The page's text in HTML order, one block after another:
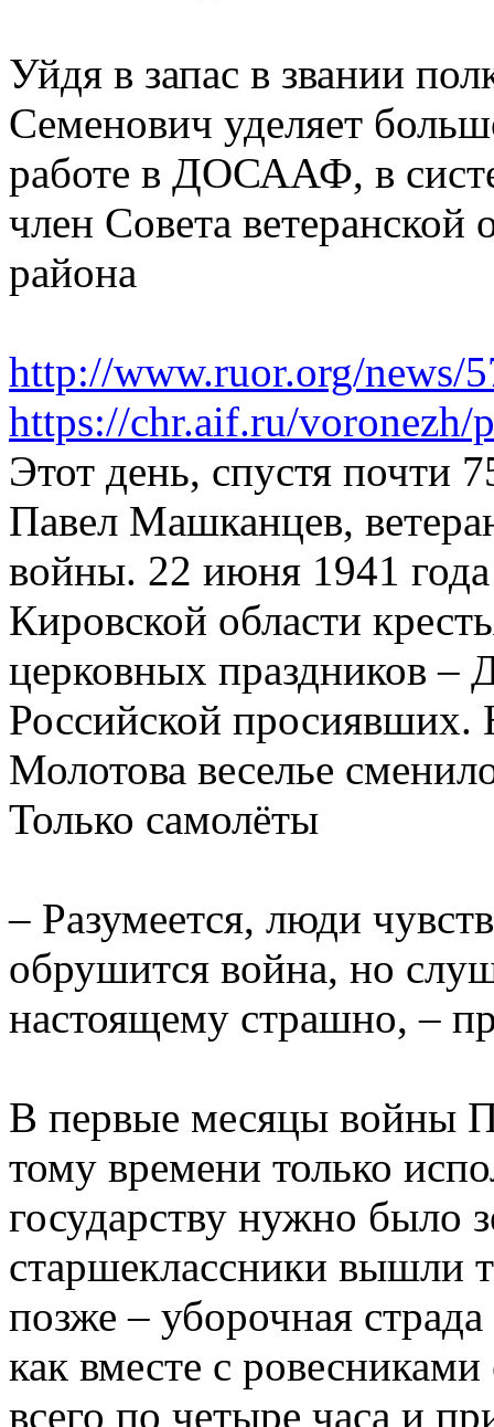
Уйдя в запас в звании
Семенович уделяет
работе в ДОСААФ, в
член Совета ветеранской
района
http://www.ruor.org/news/
https://chr.aif.ru/voronezh/
Этот день, спустя почти
Павел Машканцев,
войны. 22 июня 1941 года
Кировской области
церковных праздников –
Российской просиявших.
Молотова веселье
Только самолёты
– Разумеется, люди
обрушится война, но
настоящему страшно, –
В первые месяцы войны
тому времени только
государству нужно было
старшеклассники вышли
позже – уборочная
как вместе с
всего по четыре часа и